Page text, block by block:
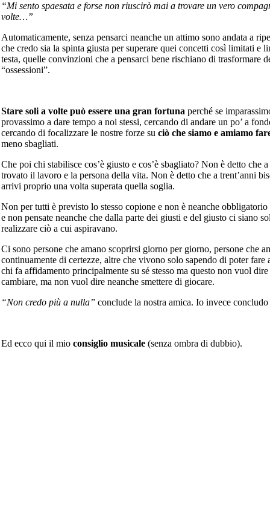
“Mi sento spaesata e forse non riuscirò mai a trovare un vero
volte…”
Automaticamente, senza pensarci neanche un attimo sono andata a
che credo sia la spinta giusta per superare quei concetti così limitati e
testa, quelle convinzioni che a pensarci bene rischiano di trasformare
“ossessioni”.
Stare soli a volte può essere una gran fortuna perché se
provassimo a dare tempo a noi stessi, cercando di andare un po’ a
cercando di focalizzare le nostre forze su ciò che siamo e amiamo
meno sbagliati.
Che poi chi stabilisce cos’è giusto e cos’è sbagliato? Non è detto che
trovato il lavoro e la persona della vita. Non è detto che a trent’anni
arrivi proprio una volta superata quella soglia.
Non per tutti è previsto lo stesso copione e non è neanche
e non pensate neanche che dalla parte dei giusti e del giusto ci siano
realizzare ciò a cui aspiravano.
Ci sono persone che amano scoprirsi giorno per giorno, persone che
continuamente di certezze, altre che vivono solo sapendo di poter fare
chi fa affidamento principalmente su sé stesso ma questo non vuol
cambiare, ma non vuol dire neanche smettere di giocare.
“Non credo più a nulla” conclude la nostra amica. Io invece concludo
Ed ecco qui il mioconsiglio musicale(senza ombra di dubbio).